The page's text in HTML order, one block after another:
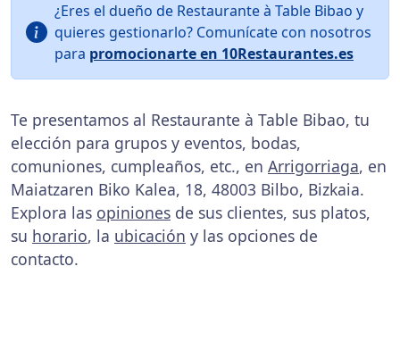
¿Eres el dueño de Restaurante à Table Bibao y
quieres gestionarlo? Comunícate con nosotros
para promocionarte en 10Restaurantes.es
Te presentamos al Restaurante à Table Bibao, tu
elección para grupos y eventos, bodas,
comuniones, cumpleaños, etc., en Arrigorriaga, en
Maiatzaren Biko Kalea, 18, 48003 Bilbo, Bizkaia.
Explora las opiniones de sus clientes, sus platos,
su horario, la ubicación y las opciones de
contacto.